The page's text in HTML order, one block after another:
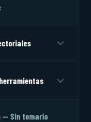
— Sin temario